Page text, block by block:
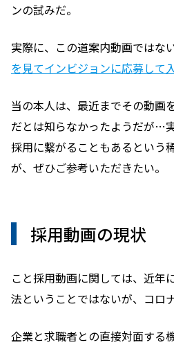
ンの試みだ。
実際に、この道案内動画ではない
を見てインビジョンに応募して
当の本人は、最近までその動画
だとは知らなかったようだが…
採用に繋がることもあるという
が、ぜひご参考いただきたい。
採用動画の現状
こと採用動画に関しては、近年
法ということではないが、コロ
企業と求職者との直接対面する